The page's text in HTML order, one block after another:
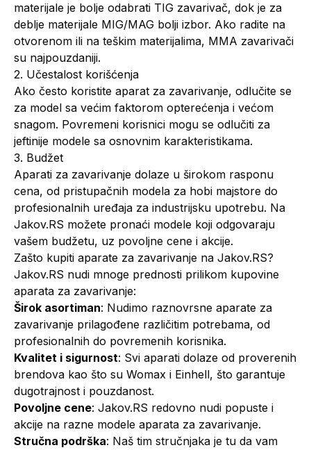
materijale je bolje odabrati TIG zavarivač, dok je za
deblje materijale MIG/MAG bolji izbor. Ako radite na
otvorenom ili na teškim materijalima, MMA zavarivači
su najpouzdaniji.
2. Učestalost korišćenja
Ako često koristite aparat za zavarivanje, odlučite se
za model sa većim faktorom opterećenja i većom
snagom. Povremeni korisnici mogu se odlučiti za
jeftinije modele sa osnovnim karakteristikama.
3. Budžet
Aparati za zavarivanje dolaze u širokom rasponu
cena, od pristupačnih modela za hobi majstore do
profesionalnih uređaja za industrijsku upotrebu. Na
Jakov.RS možete pronaći modele koji odgovaraju
vašem budžetu, uz povoljne cene i akcije.
Zašto kupiti aparate za zavarivanje na Jakov.RS?
Jakov.RS nudi mnoge prednosti prilikom kupovine
aparata za zavarivanje:
Širok asortiman: Nudimo raznovrsne aparate za
zavarivanje prilagođene različitim potrebama, od
profesionalnih do povremenih korisnika.
Kvalitet i sigurnost: Svi aparati dolaze od proverenih
brendova kao što su Womax i Einhell, što garantuje
dugotrajnost i pouzdanost.
Povoljne cene: Jakov.RS redovno nudi popuste i
akcije na razne modele aparata za zavarivanje.
Stručna podrška: Naš tim stručnjaka je tu da vam